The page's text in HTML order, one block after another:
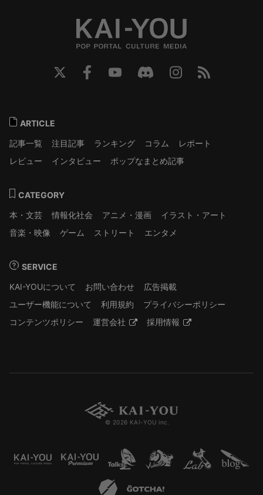
ARTICLE
記事一覧
注目記事 ランキング コラム
レポート
レビュー
インタビュー ポップなまとめ記事
CATEGORY
本・文芸
情報化社会 アニメ・漫画
イラスト・アート
音楽・映像
ゲーム ストリート エンタメ
SERVICE
KAI-YOUについて
お問い合わせ
広告掲載
ユーザー機能について
利用規約
プライバシーポリシー
コンテンツポリシー
運営会社 採用情報
© 2026 KAI-YOU inc.